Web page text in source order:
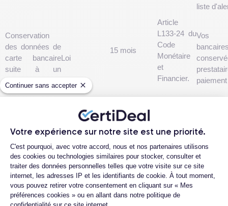
Continuer sans accepter
Votre expérience sur notre site est une priorité.
Plateforme de Gestion du
C'est pourquoi, avec votre accord, nous et nos partenaires utilisons
des cookies ou technologies similaires pour stocker, consulter et
traiter des données personnelles telles que votre visite sur ce site
internet, les adresses IP et les identifiants de cookie. À tout moment,
vous pouvez retirer votre consentement en cliquant sur « Mes
préférences cookies » ou en allant dans notre politique de
liste
Conservation
des données de
carte bancaire
suite à un
Loi
15 mois
Article
L133-24 du
Code
Monétaire
et
Financier.
Vos
Conservation de
la carte bancaire
dans le
portefeuille
électronique
pour les achats
ultérieurs
Consentement
Jusqu'au
retrait du
consentement
bancaires
sont
conservées
par un
prestataire
de
paiement